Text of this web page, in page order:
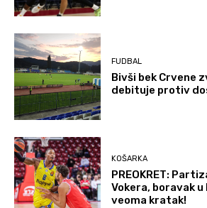
FUDBAL
Bivši bek Crvene
debituje protiv
KOŠARKA
PREOKRET:
Vokera, boravak u
veoma kratak!